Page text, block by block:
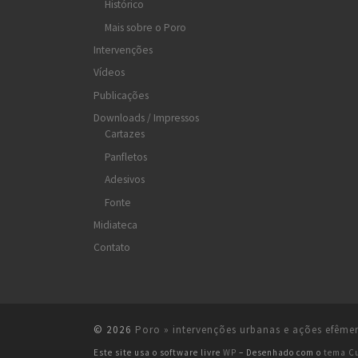
Histórico
Mais sobre o Poro
Intervenções
Vídeos
Publicações
Downloads / Impressos
Cartazes
Panfletos
Adesivos
Fonte
Midiateca
Contato
© 2026 Poro » intervenções urbanas e ações
Este site usa o software livre WP – Desenhado com o tema